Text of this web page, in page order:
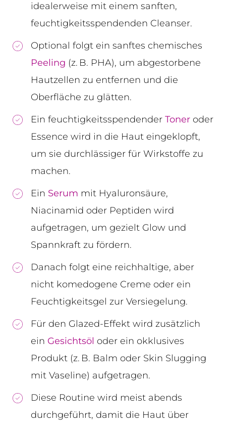
idealerweise mit einem sanften,
feuchtigkeitsspendenden Cleanser.
Optional folgt ein sanftes chemisches
Peeling (z. B. PHA), um abgestorbene
Hautzellen zu entfernen und die
Oberfläche zu glätten.
Ein feuchtigkeitsspendender Toner oder
Essence wird in die Haut eingeklopft,
um sie durchlässiger für Wirkstoffe zu
machen.
Ein Serum mit Hyaluronsäure,
Niacinamid oder Peptiden wird
aufgetragen, um gezielt Glow und
Spannkraft zu fördern.
Danach folgt eine reichhaltige, aber
nicht komedogene Creme oder ein
Feuchtigkeitsgel zur Versiegelung.
Für den Glazed-Effekt wird zusätzlich
ein Gesichtsöl oder ein okklusives
Produkt (z. B. Balm oder Skin Slugging
mit Vaseline) aufgetragen.
Diese Routine wird meist abends
durchgeführt, damit die Haut über